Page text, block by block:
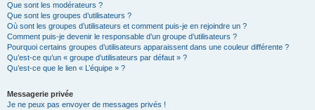
Que sont les modérateurs ?
Que sont les groupes d’utilisateurs ?
Où sont les groupes d’utilisateurs et comment puis-je en rejoindre un ?
Comment puis-je devenir le responsable d’un groupe d’utilisateurs ?
Pourquoi certains groupes d’utilisateurs apparaissent dans une couleur différente ?
Qu’est-ce qu’un « groupe d’utilisateurs par défaut » ?
Qu’est-ce que le lien « L’équipe » ?
Messagerie privée
Je ne peux pas envoyer de messages privés !